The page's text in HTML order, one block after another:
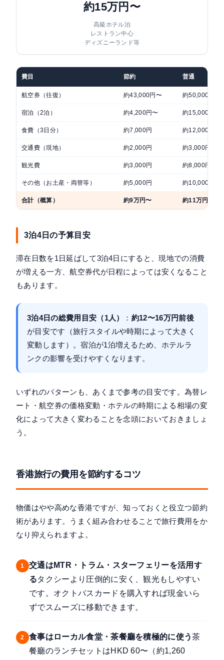
約15万円〜
高級ホテル泊
レストラン中心
ディズニーランド等
費目 節約 普通
航空券（往復） 約43,000円〜 約50,000円
宿泊（2泊） 約4,200円〜 約15,000円〜
食費（3日分） 約7,000円 約12,000円
交通費（現地） 約2,000円 約3,000円
観光費 約3,000円 約8,000円
その他（お土産・両替等） 約5,000円 約10,000円
合計（概算） 約9万円〜 約11万円〜
3泊4日の予算目安
滞在日数を1日延ばして3泊4日にすると、現地での消費
が増える一方、航空券代が日程によっては安くなること
もあります。
3泊4日の総費用目安（1人） ： 約12〜16万円前後
が目安です（旅行スタイルや時期によって大きく
変動します）。宿泊が1泊増えるため、ホテルラ
ンクの影響を受けやすくなります。
いずれのパターンも、あくまで参考の目安です。為替レ
ート・航空券の価格変動・ホテルの時期による相場の変
化によって大きく変わることを念頭においておきましょ
う。
香港旅行の費用を節約するコツ
物価はやや高めな香港ですが、知っておくと役立つ節約
術があります。うまく組み合わせることで旅行費用をか
なり抑えられますよ。
1
交通はMTR・トラム・スターフェリーを活用す
るタクシーより圧倒的に安く、観光もしやすい
です。オクトパスカードを購入すれば現金いら
ずでスムーズに移動できます。
2 食事はローカル食堂・茶餐廳を積極的に使う茶
餐廳のランチセットはHKD 60〜（約1,260